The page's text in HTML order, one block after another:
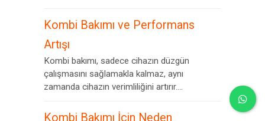
Kombi Bakımı ve Performans
Artışı
Kombi bakımı, sadece cihazın düzgün
çalışmasını sağlamakla kalmaz, aynı
zamanda cihazın verimliliğini artırır....
Kombi Bakımı İçin Neden